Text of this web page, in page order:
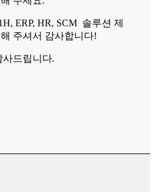
ERP, HR, SCM 솔루션 제
주셔서 감사합니다!
사드립니다.